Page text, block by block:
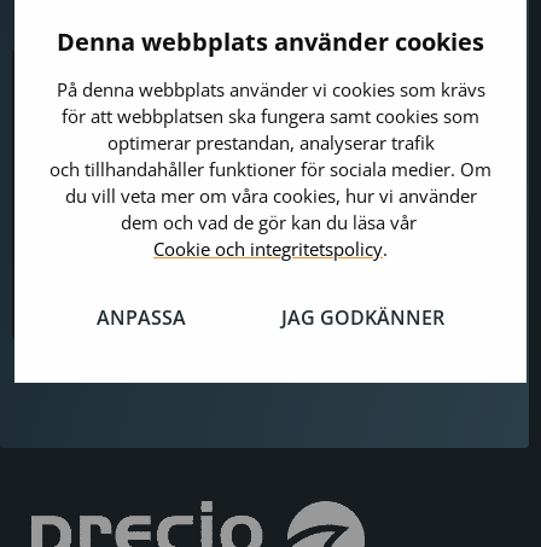
Denna webbplats använder cookies
På denna webbplats använder vi cookies som krävs
för att webbplatsen ska fungera samt cookies som
optimerar prestandan, analyserar trafik
och tillhandahåller funktioner för sociala medier. Om
du vill veta mer om våra cookies, hur vi använder
dem och vad de gör kan du läsa vår
Cookie och integritetspolicy.
ANPASSA JAG GODKÄNNER
Jesper Hjelt Konsult
Modern Workplace-konsult, hjälper
företag och organisationer att arbeta
smartare och mer effektivt med
Microsoft 365 och AI-verktyg som
Copilot.